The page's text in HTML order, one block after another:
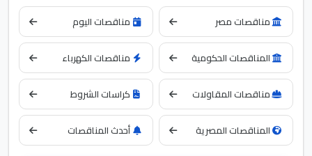
مناقصات مصر مناقصات اليوم
المناقصات الحكومية مناقصات الكهرباء
مناقصات المقاولات كراسات الشروط
المناقصات المصرية أحدث المناقصات